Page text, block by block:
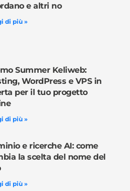
e altri no
di più »
Summer Keliweb:
WordPress e VPS in
per il tuo progetto
di più »
e ricerche AI: come
la scelta del nome del
di più »